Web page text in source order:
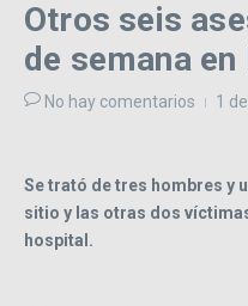
Otros seis
de semana en
No hay comentarios 1
Se trató de tres hombres y
sitio y las otras dos
hospital.